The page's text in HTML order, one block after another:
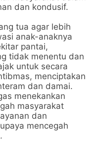
dan kondusif.
tua agar lebih
anak-anaknya
pantai,
tidak menentu dan
untuk secara
menciptakan
dan damai.
menekankan
masyarakat
dan
mencegah